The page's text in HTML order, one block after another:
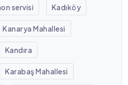
servisi Kadıköy
Kanarya Mahallesi
Kandıra
Karabaş Mahallesi